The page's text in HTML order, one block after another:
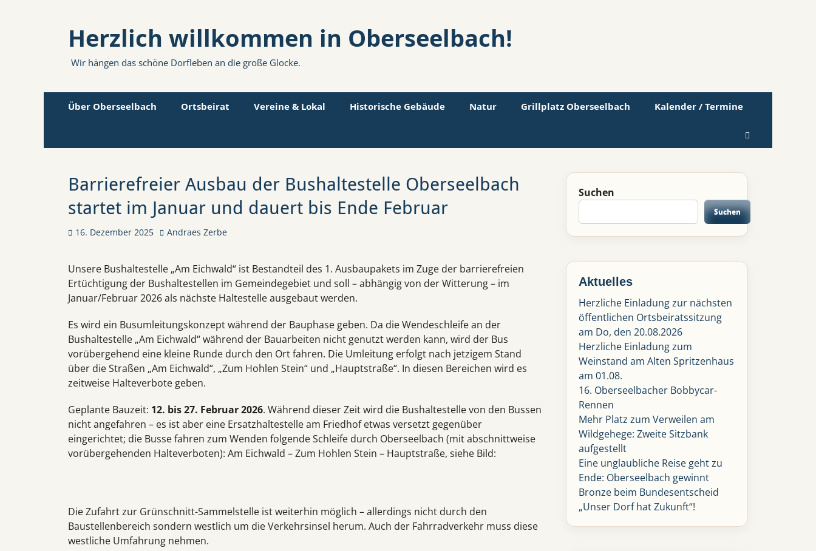
Herzlich willkommen in Oberseelbach!
Wir hängen das schöne Dorfleben an die große Glocke.
Primäres
Zum
Inhalt
Über Oberseelbach Ortsbeirat Vereine & Lokal Historische Gebäude Natur Grillplatz Oberseelbach Kalender / Termine
Barrierefreier Ausbau der Bushaltestelle Oberseelbach
startet im Januar und dauert bis Ende Februar
Veröffentlicht
16. Dezember 2025 Autor
Andraes Zerbe
Unsere Bushaltestelle „Am Eichwald“ ist Bestandteil des 1. Ausbaupakets im Zuge der barrierefreien
Ertüchtigung der Bushaltestellen im Gemeindegebiet und soll – abhängig von der Witterung – im
Januar/Februar 2026 als nächste Haltestelle ausgebaut werden.
Es wird ein Busumleitungskonzept während der Bauphase geben. Da die Wendeschleife an der
Bushaltestelle „Am Eichwald“ während der Bauarbeiten nicht genutzt werden kann, wird der Bus
vorübergehend eine kleine Runde durch den Ort fahren. Die Umleitung erfolgt nach jetzigem Stand
über die Straßen „Am Eichwald“, „Zum Hohlen Stein“ und „Hauptstraße“. In diesen Bereichen wird es
zeitweise Halteverbote geben.
Geplante Bauzeit: 12. bis 27. Februar 2026. Während dieser Zeit wird die Bushaltestelle von den Bussen
nicht angefahren – es ist aber eine Ersatzhaltestelle am Friedhof etwas versetzt gegenüber
eingerichtet; die Busse fahren zum Wenden folgende Schleife durch Oberseelbach (mit abschnittweise
vorübergehenden Halteverboten): Am Eichwald – Zum Hohlen Stein – Hauptstraße, siehe Bild:
Die Zufahrt zur Grünschnitt-Sammelstelle ist weiterhin möglich – allerdings nicht durch den
Baustellenbereich sondern westlich um die Verkehrsinsel herum. Auch der Fahrradverkehr muss diese
westliche Umfahrung nehmen.
Suchen
Suchen
Aktuelles
Herzliche Einladung zur nächsten
öffentlichen Ortsbeiratssitzung
am Do, den 20.08.2026
Herzliche Einladung zum
Weinstand am Alten Spritzenhaus
am 01.08.
16. Oberseelbacher Bobbycar-
Rennen
Mehr Platz zum Verweilen am
Wildgehege: Zweite Sitzbank
aufgestellt
Eine unglaubliche Reise geht zu
Ende: Oberseelbach gewinnt
Bronze beim Bundesentscheid
„Unser Dorf hat Zukunft“!